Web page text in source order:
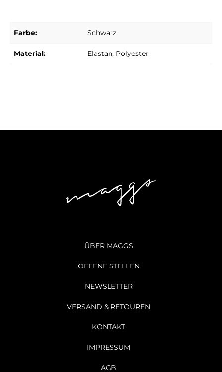
Farbe: Schwarz
Material: Elastan, Polyester
ÜBER MAGGS
OFFENE STELLEN
NEWSLETTER
VERSAND & RETOUREN
KONTAKT
IMPRESSUM
AGB